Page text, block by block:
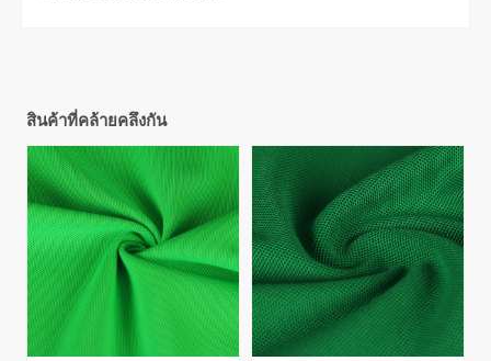
สินค้าที่คล้ายคลึงกัน